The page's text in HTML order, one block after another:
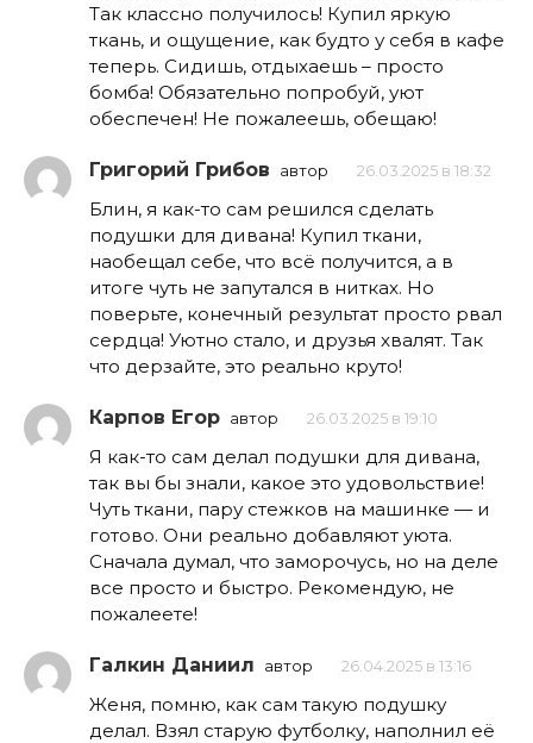
Так классно получилось! Купил яркую
ткань, и ощущение, как будто у себя в кафе
теперь. Сидишь, отдыхаешь – просто
бомба! Обязательно попробуй, уют
обеспечен! Не пожалеешь, обещаю!
Григорий Грибов автор 26.03.2025 в 18:32
Блин, я как-то сам решился сделать
подушки для дивана! Купил ткани,
наобещал себе, что всё получится, а в
итоге чуть не запутался в нитках. Но
поверьте, конечный результат просто рвал
сердца! Уютно стало, и друзья хвалят. Так
что дерзайте, это реально круто!
Карпов Егор автор 26.03.2025 в 19:10
Я как-то сам делал подушки для дивана,
так вы бы знали, какое это удовольствие!
Чуть ткани, пару стежков на машинке — и
готово. Они реально добавляют уюта.
Сначала думал, что заморочусь, но на деле
все просто и быстро. Рекомендую, не
пожалеете!
Галкин Даниил автор 26.04.2025 в 13:16
Женя, помню, как сам такую подушку
делал. Взял старую футболку, наполнил её